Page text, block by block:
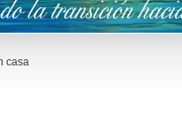
casa